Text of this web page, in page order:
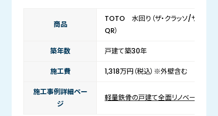
商品
TOTO 水回り（ザ・クラッソ/サザナ/
QR）
築年数 戸建て築30年
施工費 1,318万円（税込）※外壁含む
施工事例詳細ペー
ジ
軽量鉄骨の戸建て全面リノベーション